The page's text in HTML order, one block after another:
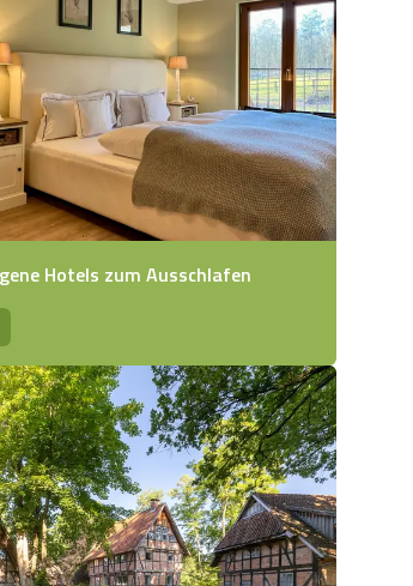
Hotels zum Ausschlafen